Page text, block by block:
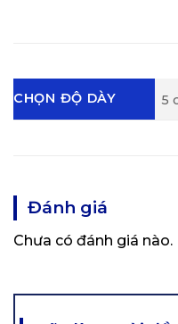
CHỌN ĐỘ DÀY 5
Đánh giá
Chưa có đánh giá nào.